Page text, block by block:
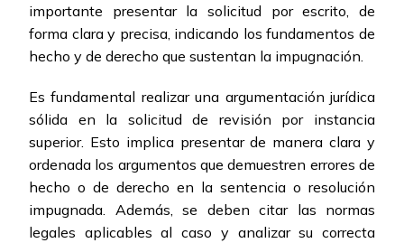
importante presentar la solicitud por escrito, de
forma clara y precisa, indicando los fundamentos de
hecho y de derecho que sustentan la impugnación.
Es fundamental realizar una argumentación jurídica
sólida en la solicitud de revisión por instancia
superior. Esto implica presentar de manera clara y
ordenada los argumentos que demuestren errores de
hecho o de derecho en la sentencia o resolución
impugnada. Además, se deben citar las normas
legales aplicables al caso y analizar su correcta